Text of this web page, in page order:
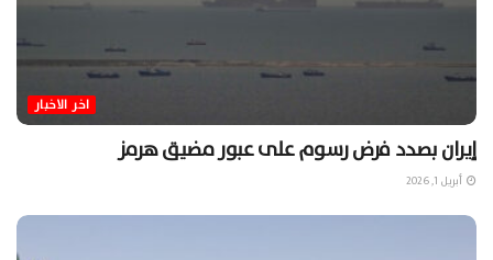
اخر الاخبار
إيران بصدد فرض رسوم على عبور مضيق هرمز
أبريل 1, 2026